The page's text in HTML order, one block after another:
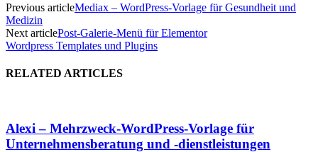
Previous articleMediax – WordPress-Vorlage für Gesundheit und
Medizin
Next articlePost-Galerie-Menü für Elementor
Wordpress Templates und Plugins
RELATED ARTICLES
Alexi – Mehrzweck-WordPress-Vorlage für
Unternehmensberatung und -dienstleistungen